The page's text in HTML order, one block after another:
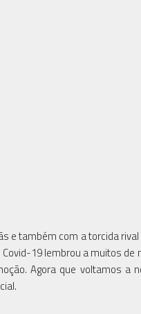
e também com a torcida
19 lembrou a muitos de
Agora que voltamos a